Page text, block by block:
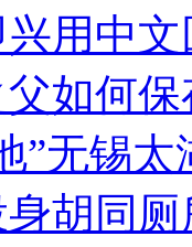
用中
父如何
”无锡
胡同